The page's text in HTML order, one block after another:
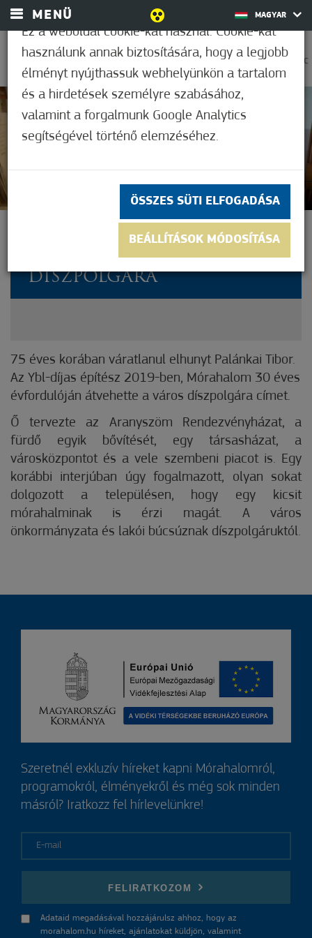
MENÜ MAGYAR
0
18,9°C
Nem értékelt
ELHUNYT PALÁNKAI TIBOR
ÉPÍTÉSZ, MÓRAHALOM
DÍSZPOLGÁRA
75 éves korában váratlanul elhunyt Palánkai Tibor.
Az Ybl-díjas építész 2019-ben, Mórahalom 30 éves
évfordulóján átvehette a város díszpolgára címet.
Ő tervezte az Aranyszöm Rendezvényházat, a
fürdő egyik bővítését, egy társasházat, a
városközpontot és a vele szembeni piacot is. Egy
korábbi interjúban úgy fogalmazott, olyan sokat
dolgozott a településen, hogy egy kicsit
mórahalminak is érzi magát. A város
önkormányzata és lakói búcsúznak díszpolgáruktól.
Ez a weboldal cookie-kat használ. Cookie-kat
használunk annak biztosítására, hogy a legjobb
élményt nyújthassuk webhelyünkön a tartalom
és a hirdetések személyre szabásához,
valamint a forgalmunk Google Analytics
segítségével történő elemzéséhez.
ÖSSZES SÜTI ELFOGADÁSA
BEÁLLÍTÁSOK MÓDOSÍTÁSA
Szeretnél exkluzív híreket kapni Mórahalomról,
programokról, élményekről és még sok minden
másról? Iratkozz fel hírlevelünkre!
FELIRATKOZOM
Adataid megadásával hozzájárulsz ahhoz, hogy az
morahalom.hu híreket, ajánlatokat küldjön, valamint